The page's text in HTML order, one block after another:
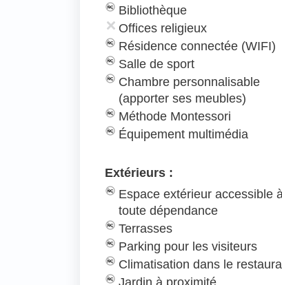
Bibliothèque
Offices religieux
Résidence connectée (WIFI)
Salle de sport
Chambre personnalisable
(apporter ses meubles)
Méthode Montessori
Équipement multimédia
Extérieurs :
Espace extérieur accessible à
toute dépendance
Terrasses
Parking pour les visiteurs
Climatisation dans le
Jardin à proximité